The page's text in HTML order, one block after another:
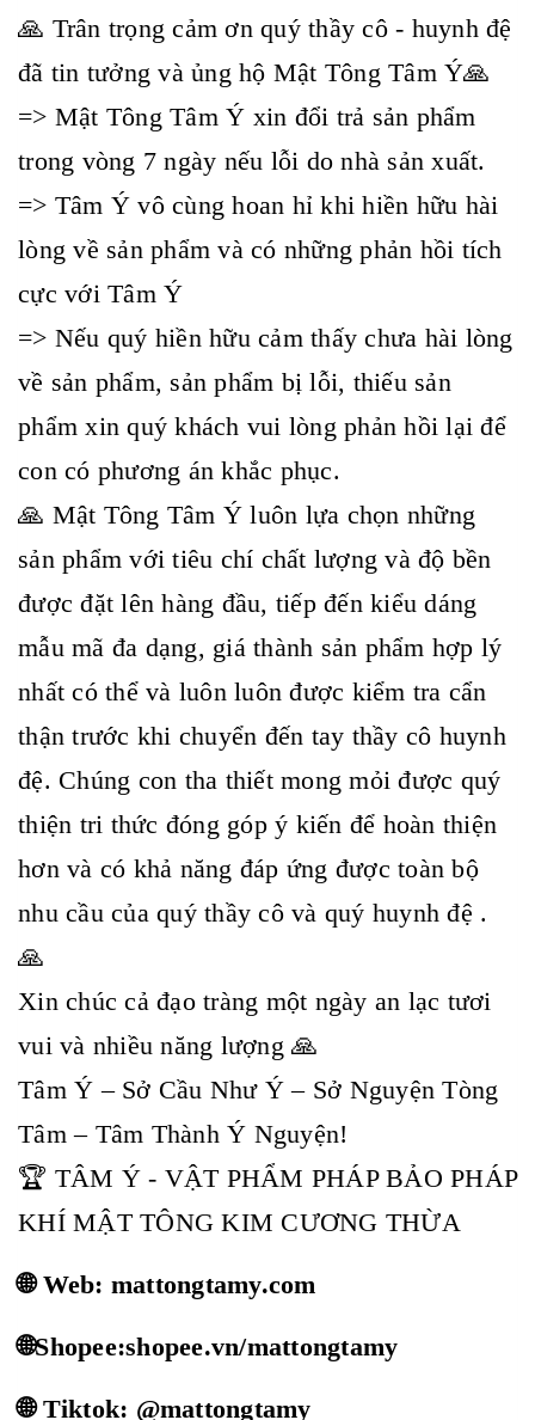
🙏 Trân trọng cảm ơn quý thầy cô - huynh đệ
đã tin tưởng và ủng hộ Mật Tông Tâm Ý🙏
=> Mật Tông Tâm Ý xin đổi trả sản phẩm
trong vòng 7 ngày nếu lỗi do nhà sản xuất.
=> Tâm Ý vô cùng hoan hỉ khi hiền hữu hài
lòng về sản phẩm và có những phản hồi tích
cực với Tâm Ý
=> Nếu quý hiền hữu cảm thấy chưa hài lòng
về sản phẩm, sản phẩm bị lỗi, thiếu sản
phẩm xin quý khách vui lòng phản hồi lại để
con có phương án khắc phục.
🙏 Mật Tông Tâm Ý luôn lựa chọn những
sản phẩm với tiêu chí chất lượng và độ bền
được đặt lên hàng đầu, tiếp đến kiểu dáng
mẫu mã đa dạng, giá thành sản phẩm hợp lý
nhất có thể và luôn luôn được kiểm tra cẩn
thận trước khi chuyển đến tay thầy cô huynh
đệ. Chúng con tha thiết mong mỏi được quý
thiện tri thức đóng góp ý kiến để hoàn thiện
hơn và có khả năng đáp ứng được toàn bộ
nhu cầu của quý thầy cô và quý huynh đệ .
🙏
Xin chúc cả đạo tràng một ngày an lạc tươi
vui và nhiều năng lượng 🙏
Tâm Ý – Sở Cầu Như Ý – Sở Nguyện Tòng
Tâm – Tâm Thành Ý Nguyện!
🏆 TÂM Ý - VẬT PHẨM PHÁP BẢO PHÁP
KHÍ MẬT TÔNG KIM CƯƠNG THỪA
🌐 Web: mattongtamy.com
🌐Shopee:shopee.vn/mattongtamy
🌐 Tiktok: @mattongtamy